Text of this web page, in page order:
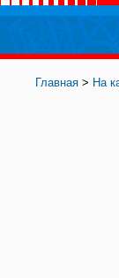
Главная > На